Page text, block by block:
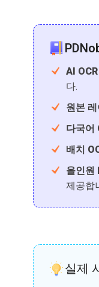
AI
다.
원본 레
다국어
배치
올인원
제공합
실제